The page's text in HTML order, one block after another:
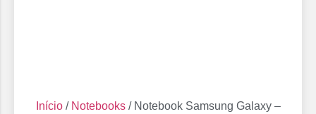
Início/ Notebooks/ Notebook Samsung Galaxy –